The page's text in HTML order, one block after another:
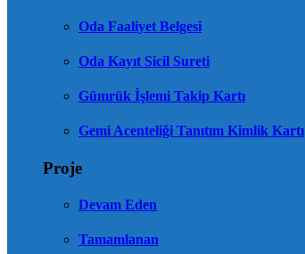
Oda Faaliyet Belgesi
Oda Kayıt Sicil Sureti
Gümrük İşlemi Takip Kartı
Gemi Acenteliği Tanıtım Kimlik Kartı
Proje
Devam Eden
Tamamlanan